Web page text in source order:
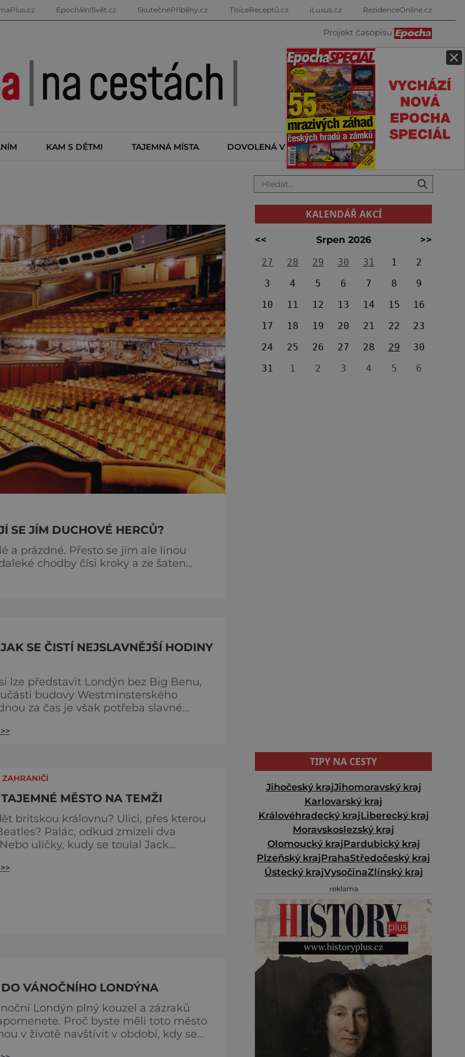
×
EpochálníSvět.cz SkutečnéPříběhy.cz TisíceReceptů.cz iLuxus.cz RezidenceOnline.cz
Projekt časopisu
KAM S DĚTMI TAJEMNÁ MÍSTA DOVOLENÁ V ZAHRANIČÍ KALENDÁŘ AKCÍ
SE JÍM DUCHOVÉ HERCŮ?
a prázdné. Přesto se jím ale linou
chodby čísi kroky a ze šaten
Kill
SE ČISTÍ NEJSLAVNĚJŠÍ HODINY
lze představit Londýn bez Big Benu,
budovy Westminsterského
za čas je však potřeba slavné
loňského roku prošel slavný Big
vodou, po několik dní
ZAHRANIČÍ
MĚSTO NA TEMŽI
britskou královnu? Ulici, přes kterou
Palác, odkud zmizeli dva
uličky, kudy se toulal Jack
VÁNOČNÍHO LONDÝNA
Londýn plný kouzel a zázraků
byste měli toto město
v životě navštívit v období, kdy se
KALENDÁŘ AKCÍ
<< Srpen 2026
>>
27
28 29 30 31 1
2
3
4 5 6 7 8
9
10
11 12 13 14 15
16
17
18 19 20 21 22
23
24
25 26 27 28 29
30
31
1 2 3 4 5 6
TIPY NA CESTY
Jihočeský krajJihomoravský kraj
Karlovarský kraj
Královéhradecký krajLiberecký kraj
Moravskoslezský kraj
Olomoucký krajPardubický kraj
Plzeňský krajPrahaStředočeský kraj
Ústecký krajVysočinaZlínský kraj
reklama